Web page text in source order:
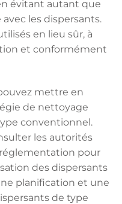
évitant autant que
les dispersants.
en lieu sûr, à
et conformément
mettre en
de nettoyage
conventionnel.
les autorités
pour
des dispersants
planification et une
de type